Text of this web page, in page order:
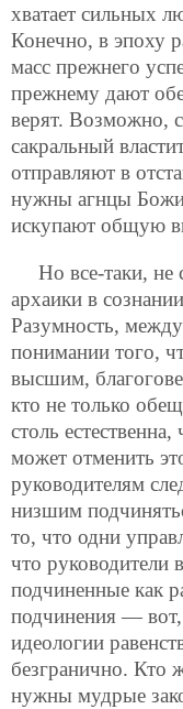
хватает сильных
Конечно, в эпоху
масс прежнего
прежнему дают
верят. Возможно,
сакральный
отправляют в
нужны агнцы
искупают общую
Но все-таки, не
архаики в
Разумность,
понимании того,
высшим,
кто не только
столь
может отменить
руководителям
низшим
то, что одни
что руководители
подчиненные как
подчинения — вот,
идеологии
безгранично. Кто
нужны мудрые